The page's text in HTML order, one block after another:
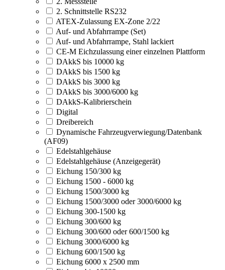
2. Schnittstelle RS232
ATEX-Zulassung EX-Zone 2/22
Auf- und Abfahrrampe (Set)
Auf- und Abfahrrampe, Stahl lackiert
CE-M Eichzulassung einer einzelnen Plattform
DAkkS bis 10000 kg
DAkkS bis 1500 kg
DAkkS bis 3000 kg
DAkkS bis 3000/6000 kg
DAkkS-Kalibrierschein
Digital
Dreibereich
Dynamische Fahrzeugverwiegung/Datenbank
(AF09)
Edelstahlgehäuse
Edelstahlgehäuse (Anzeigegerät)
Eichung 150/300 kg
Eichung 1500 - 6000 kg
Eichung 1500/3000 kg
Eichung 1500/3000 oder 3000/6000 kg
Eichung 300-1500 kg
Eichung 300/600 kg
Eichung 300/600 oder 600/1500 kg
Eichung 3000/6000 kg
Eichung 600/1500 kg
Eichung 6000 x 2500 mm